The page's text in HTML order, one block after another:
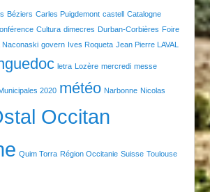
Béziers Carles Puigdemont castell Catalogne
Cultura dimecres Durban-Corbières Foire
Naconaski govern Ives Roqueta Jean Pierre LAVAL
letra Lozère mercredi messe
2020 météo Narbonne Nicolas
Occitan
Quim Torra Région Occitanie Suisse Toulouse